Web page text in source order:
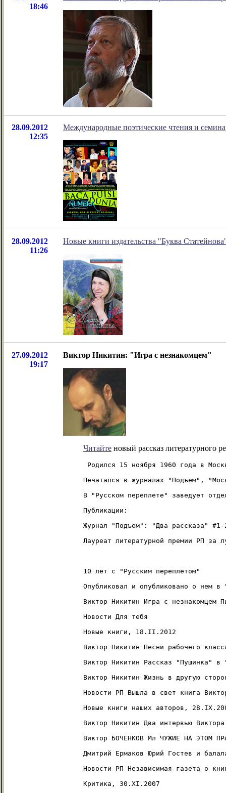
18:46
28.09.2012
12:35
Международные поэтические чтения и
28.09.2012
11:26
Новые книги издательства "Буква
27.09.2012
19:17
Виктор Никитин: "Игра с незнакомцем"
Читайте новый рассказ литературного
Родился 15 ноября 1960 года в
Печатался в журналах "Подъем",
В "Русском переплете" заведует
Публикации:
Журнал "Подъем": "Два рассказа"
Лауреат литературной премии РП за
10 лет с "Русским переплетом"
Опубликовал и опубликовано о нем в
Виктор Никитин Игра с незнакомцем
Новости Для тебя
Новые книги, 18.II.2012
Виктор Никитин Песни рабочего
Виктор Никитин Рассказ "Пушинка"
Виктор Никитин Жизнь в другую
Новости РП Вышла в свет книга
Новые книги наших авторов,
Виктор Никитин Два интервью
Виктор БОЧЕНКОВ Мл ЧУЖИЕ НА ЭТОМ
Дмитрий Ермаков Юрий Гостев и
Новости РП Независимая газета о
Критика, 30.XI.2007